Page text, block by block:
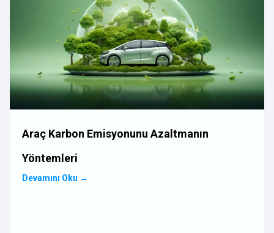
Araç Karbon Emisyonunu Azaltmanın
Yöntemleri
Devamını Oku →